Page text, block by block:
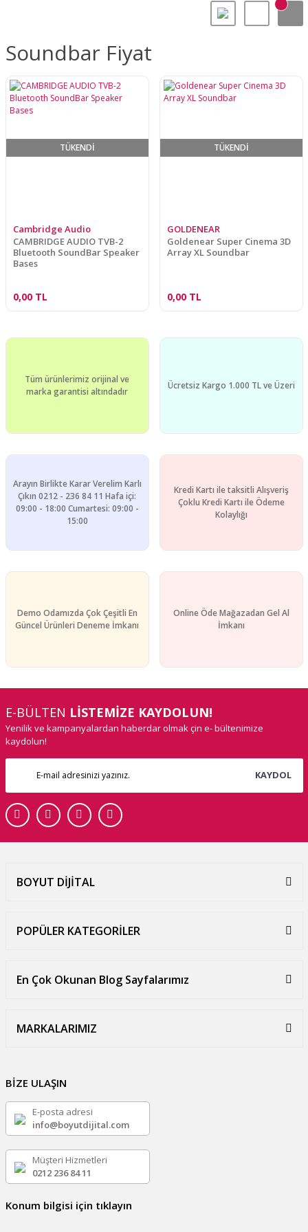
Soundbar Fiyat
TÜKENDİ
Cambridge Audio
CAMBRIDGE AUDIO TVB-2
Bluetooth SoundBar Speaker
Bases
0,00 TL
TÜKENDİ
GOLDENEAR
Goldenear Super Cinema 3D
Array XL Soundbar
0,00 TL
Tüm ürünlerimiz orijinal ve
marka garantisi altındadır
Ücretsiz Kargo 1.000 TL ve Üzeri
Arayın Birlikte Karar Verelim Karlı
Çıkın 0212 - 236 84 11 Hafa içi:
09:00 - 18:00 Cumartesi: 09:00 -
15:00
Kredi Kartı ile taksitli Alışveriş
Çoklu Kredi Kartı ile Ödeme
Kolaylığı
Demo Odamızda Çok Çeşitli En
Güncel Ürünleri Deneme İmkanı
Online Öde Mağazadan Gel Al
İmkanı
E-BÜLTEN LİSTEMİZE KAYDOLUN!
Yenilik ve kampanyalardan haberdar olmak çin e- bültenimize
kaydolun!
KAYDOL
BOYUT DİJİTAL
POPÜLER KATEGORİLER
En Çok Okunan Blog Sayfalarımız
MARKALARIMIZ
BİZE ULAŞIN
E-posta adresi
info@boyutdijital.com
Müşteri Hizmetleri
0212 236 84 11
Konum bilgisi için tıklayın